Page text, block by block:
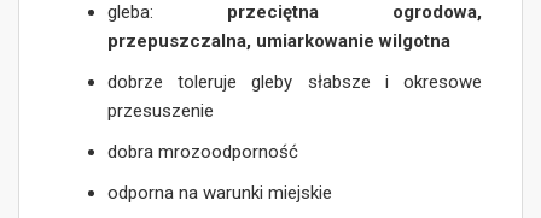
gleba: przeciętna ogrodowa,
przepuszczalna, umiarkowanie wilgotna
dobrze toleruje gleby słabsze i okresowe
przesuszenie
dobra mrozoodporność
odporna na warunki miejskie